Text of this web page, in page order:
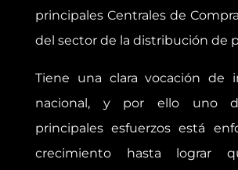
principales Centrales de
del sector de la distribución de
Tiene una clara vocación de
nacional, y por ello uno
principales esfuerzos está
crecimiento hasta lograr